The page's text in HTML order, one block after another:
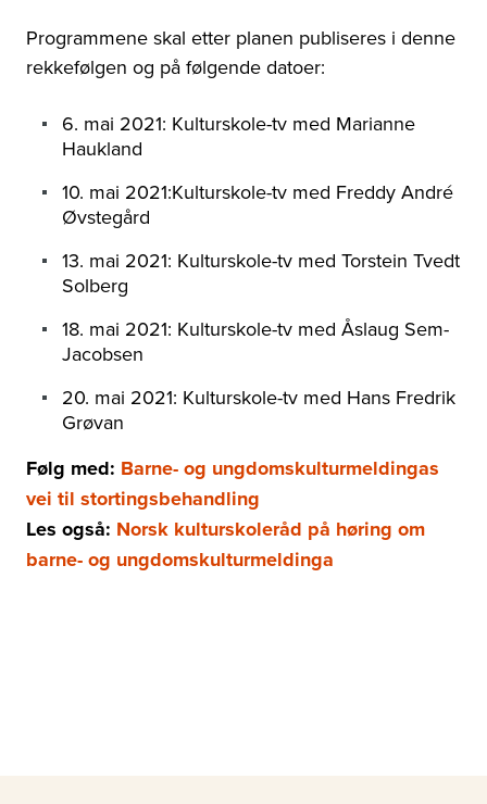
Programmene skal etter planen publiseres i denne
rekkefølgen og på følgende datoer:
6. mai 2021: Kulturskole-tv med Marianne
Haukland
10. mai 2021:Kulturskole-tv med Freddy André
Øvstegård
13. mai 2021: Kulturskole-tv med Torstein Tvedt
Solberg
18. mai 2021: Kulturskole-tv med Åslaug Sem-
Jacobsen
20. mai 2021: Kulturskole-tv med Hans Fredrik
Grøvan
Følg med: Barne- og ungdomskulturmeldingas
vei til stortingsbehandling
Les også: Norsk kulturskoleråd på høring om
barne- og ungdomskulturmeldinga